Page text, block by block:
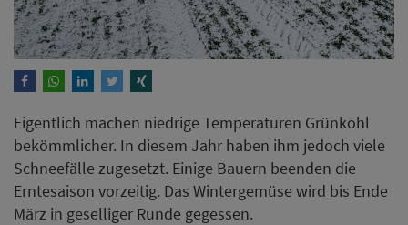
Eigentlich machen niedrige Temperaturen Grünkohl
bekömmlicher. In diesem Jahr haben ihm jedoch viele
Schneefälle zugesetzt. Einige Bauern beenden die
Erntesaison vorzeitig. Das Wintergemüse wird bis Ende
März in geselliger Runde gegessen.